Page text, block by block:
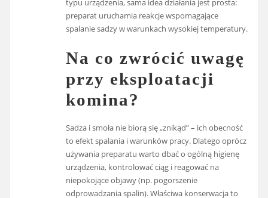
typu urządzenia, sama idea działania jest prosta:
preparat uruchamia reakcje wspomagające
spalanie sadzy w warunkach wysokiej temperatury.
Na co zwrócić uwagę
przy eksploatacji
komina?
Sadza i smoła nie biorą się „znikąd” – ich obecność
to efekt spalania i warunków pracy. Dlatego oprócz
używania preparatu warto dbać o ogólną higienę
urządzenia, kontrolować ciąg i reagować na
niepokojące objawy (np. pogorszenie
odprowadzania spalin). Właściwa konserwacja to